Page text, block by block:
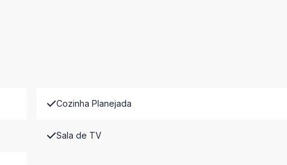
Cozinha Planejada
Sala de TV